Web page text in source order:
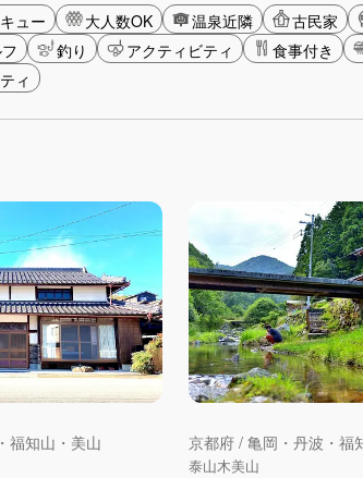
ュー 大人数OK 温泉近隣 古民家
釣り アクティビティ 食事付き
ィ
福知山・美山 京都府 / 亀岡・丹波・福
泰山木美山